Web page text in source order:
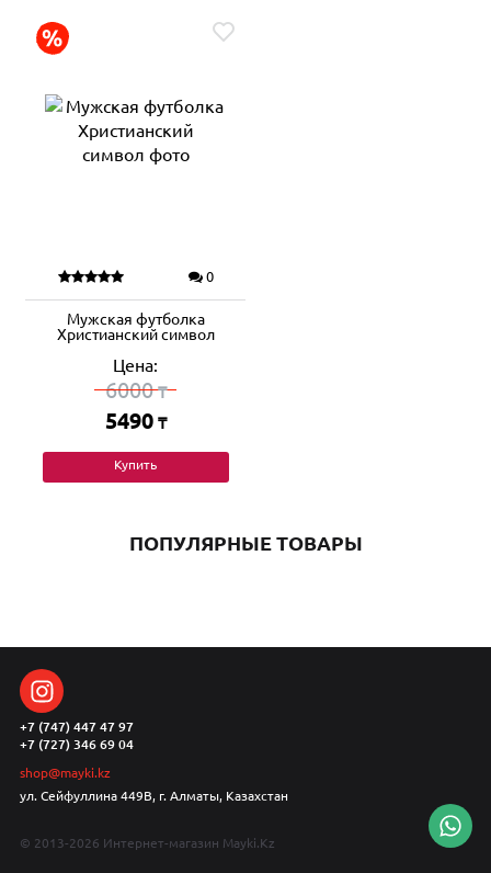
0
Мужская футболка
Христианский символ
Цена:
6000₸
5490 ₸
Купить
ПОПУЛЯРНЫЕ ТОВАРЫ
+7 (747) 447 47 97
+7 (727) 346 69 04
shop@mayki.kz
ул. Сейфуллина 449В, г. Алматы, Казахстан
© 2013-2026 Интернет-магазин Mayki.Kz